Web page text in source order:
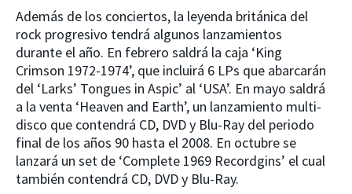
Además de los conciertos, la leyenda británica del
rock progresivo tendrá algunos lanzamientos
durante el año. En febrero saldrá la caja ‘King
Crimson 1972-1974’, que incluirá 6 LPs que abarcarán
del ‘Larks’ Tongues in Aspic’ al ‘USA’. En mayo saldrá
a la venta ‘Heaven and Earth’, un lanzamiento multi-
disco que contendrá CD, DVD y Blu-Ray del periodo
final de los años 90 hasta el 2008. En octubre se
lanzará un set de ‘Complete 1969 Recordgins’ el cual
también contendrá CD, DVD y Blu-Ray.